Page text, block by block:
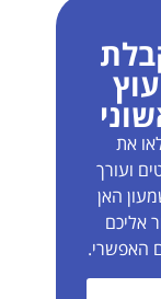
את
ועורך
האן
אליכם
האפשרי.